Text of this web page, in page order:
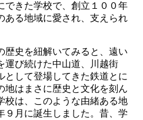
できた学校で、創立１００年
ある地域に愛され、支えられ
史を紐解いてみると、遠い
運び続けた中山道、川越街
として登場してきた鉄道とに
地はまさに歴史と文化を刻ん
校は、このような由緒ある地
９月に誕生しました。昔、学